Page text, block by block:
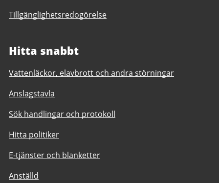
Tillgänglighetsredogörelse
Hitta snabbt
Vattenläckor, elavbrott och andra störningar
Anslagstavla
Sök handlingar och protokoll
Hitta politiker
E-tjänster och blanketter
Anställd